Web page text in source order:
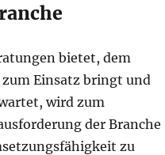
bietet, dem
Einsatz bringt und
wird zum
der Branche
zu